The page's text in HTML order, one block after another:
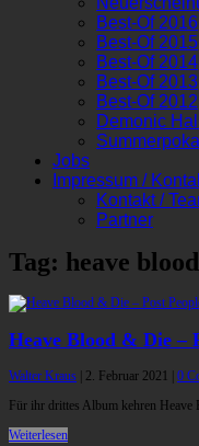
Best-Of 2016
Best-Of 2015
Best-Of 2014
Best-Of 2013
Best-Of 2012
Demonic
Jobs
Impressum /
Kontakt /
Partner
Tag: heave
Heave Blood & Die –
Walter Kraus 2. Februar 2021
0
Für ihr drittes Album kehren
Weiterlesen